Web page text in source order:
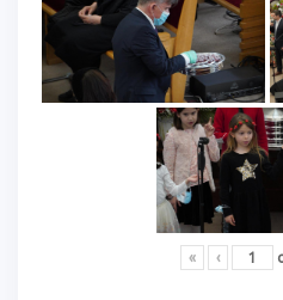
« ‹